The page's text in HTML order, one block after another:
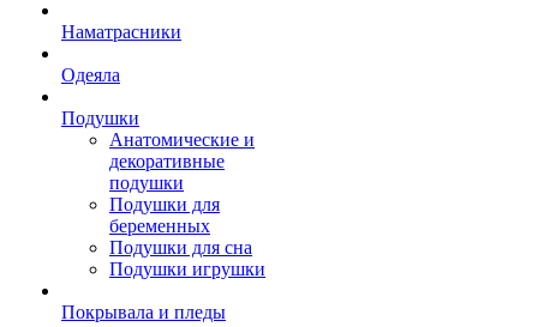
Наматрасники
Одеяла
Подушки
Анатомические и
декоративные
подушки
Подушки для
беременных
Подушки для сна
Подушки игрушки
Покрывала и пледы